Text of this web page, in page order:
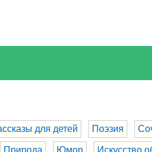
для детей Поэзия